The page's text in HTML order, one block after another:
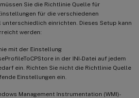
Sie die Richtlinie Quelle für
für die verschiedenen
einrichten. Dieses Setup kann
werden:
mit der Einstellung
in der INI-Datei auf jedem
ein. Richten Sie nicht die Richtlinie Quelle
Einstellungen ein.
Management Instrumentation (WMI)-